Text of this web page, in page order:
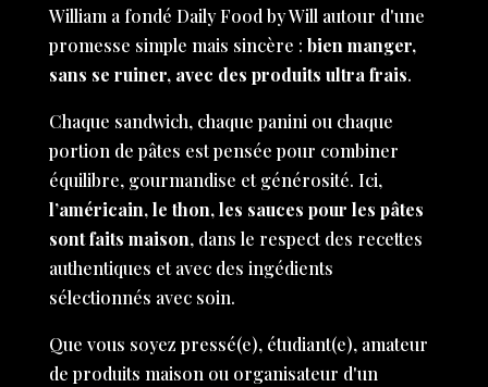
William a fondé Daily Food by Will autour d'une
promesse simple mais sincère : bien manger,
sans se ruiner, avec des produits ultra frais.
Chaque sandwich, chaque panini ou chaque
portion de pâtes est pensée pour combiner
équilibre, gourmandise et générosité. Ici,
l’américain, le thon, les sauces pour les pâtes
sont faits maison, dans le respect des recettes
authentiques et avec des ingédients
sélectionnés avec soin.
Que vous soyez pressé(e), étudiant(e), amateur
de produits maison ou organisateur d'un